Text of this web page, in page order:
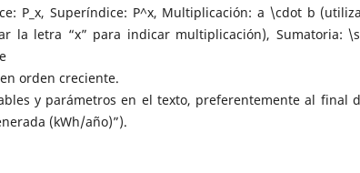
P_x, Superíndice: P^x, Multiplicación: a \cdot b
la letra “x” para indicar multiplicación), Sumatoria:
orden creciente.
y parámetros en el texto, preferentemente al final
(kWh/año)”).